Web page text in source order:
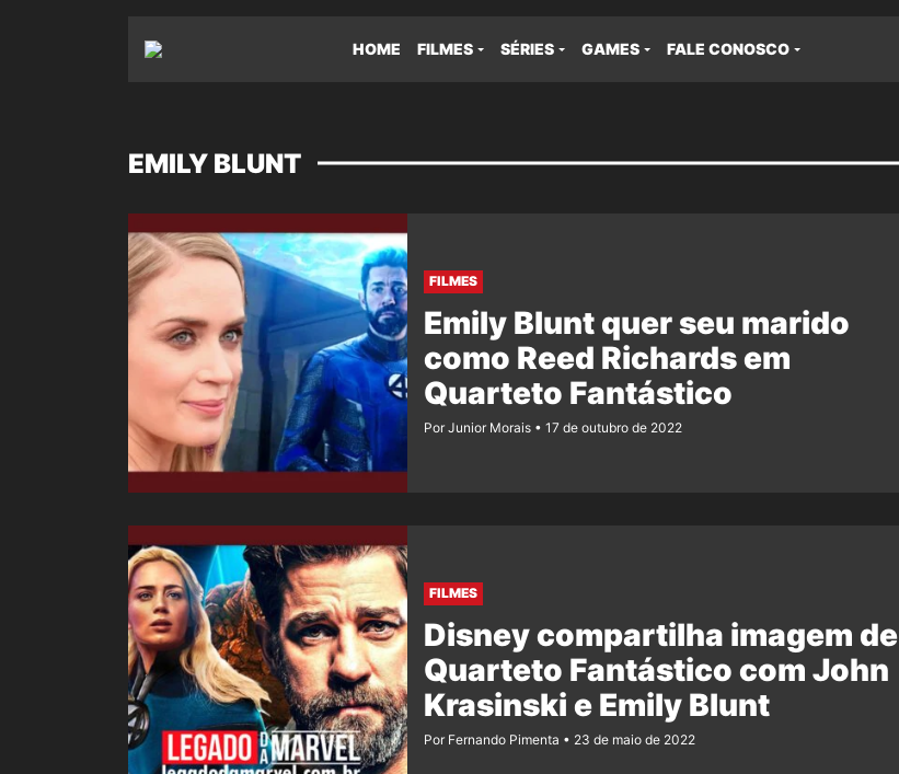
HOME FILMES SÉRIES GAMES FALE CONOSCO
EMILY BLUNT
FILMES
Emily Blunt quer seu marido
como Reed Richards em
Quarteto Fantástico
Por Junior Morais 17 de outubro de 2022
FILMES
Disney compartilha imagem de
Quarteto Fantástico com John
Krasinski e Emily Blunt
Por Fernando Pimenta 23 de maio de 2022